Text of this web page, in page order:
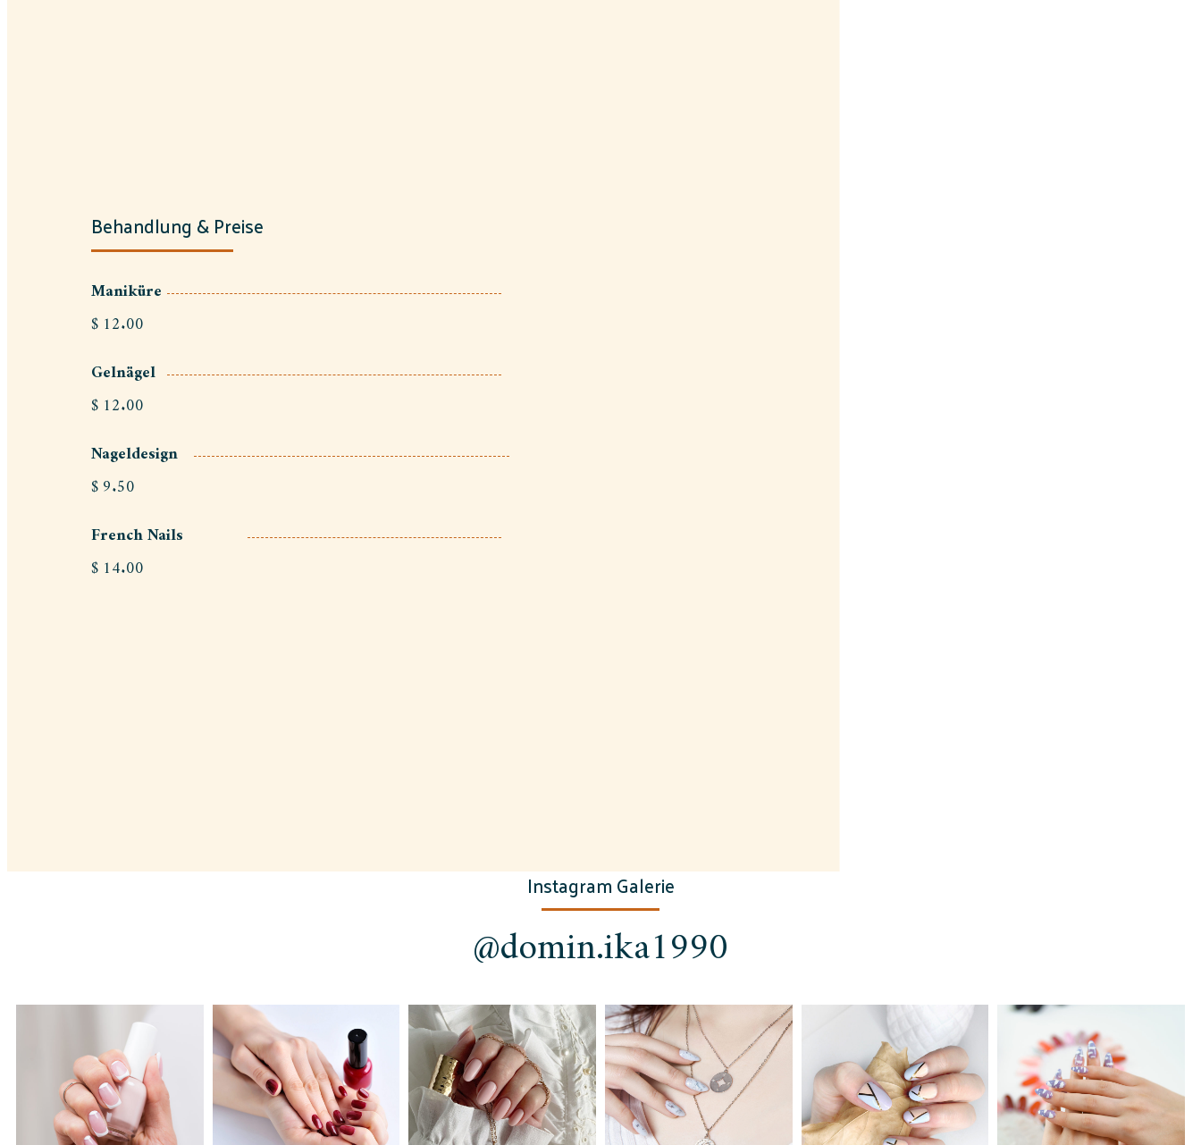
Behandlung & Preise
Maniküre
$ 12.00
Gelnägel
$ 12.00
Nageldesign
$ 9.50
French Nails
$ 14.00
Instagram Galerie
@domin.ika1990